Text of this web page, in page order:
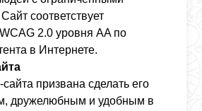
соответствует
WCAG 2.0уровняAA по
в Интернете.
призвана сделать его
дружелюбным и удобным в